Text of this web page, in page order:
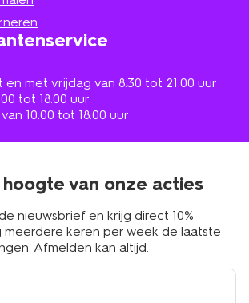
met vrijdag van 8.30 tot 21.00 uur
tot 18.00 uur
10.00 tot 18.00 uur
van onze acties
nieuwsbrief en krijg direct 10%
meerdere keren per week de laatste
Afmelden kan altijd.